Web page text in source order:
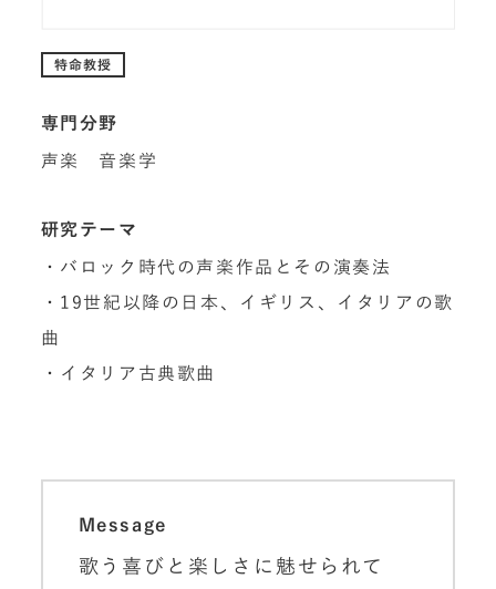
特命教授
専門分野
声楽 音楽学
研究テーマ
・バロック時代の声楽作品とその演奏法
・19世紀以降の日本、イギリス、イタリアの歌
曲
・イタリア古典歌曲
Message
歌う喜びと楽しさに魅せられて